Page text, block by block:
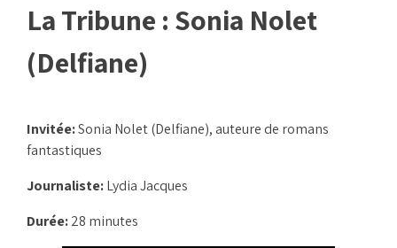
La Tribune : Sonia Nolet
(Delfiane)
Invitée:Sonia Nolet (Delfiane), auteure de romans
fantastiques
Journaliste:Lydia Jacques
Durée:28 minutes